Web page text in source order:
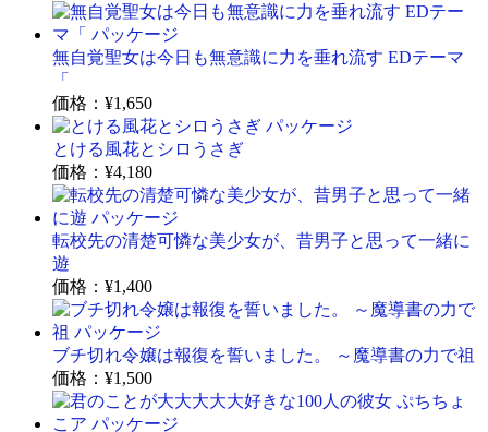
無自覚聖女は今日も無意識に力を垂れ流す EDテーマ
「
価格： ¥1,650
とける風花とシロうさぎ
価格： ¥4,180
転校先の清楚可憐な美少女が、昔男子と思って一緒に
遊
価格： ¥1,400
ブチ切れ令嬢は報復を誓いました。 ～魔導書の力で祖
価格： ¥1,500